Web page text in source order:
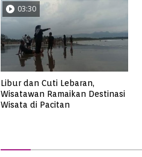
03:30
Libur dan Cuti Lebaran,
Wisatawan Ramaikan Destinasi
Wisata di Pacitan